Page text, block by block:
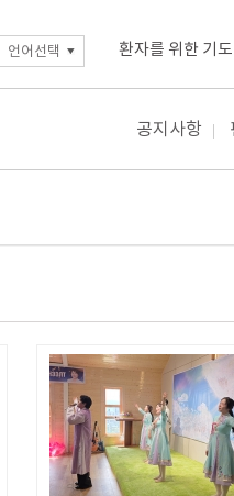
언어선택 환자를 위한 기도
공지사항